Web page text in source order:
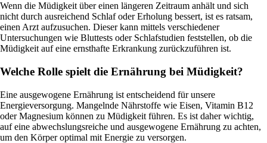
Wenn die Müdigkeit über einen längeren Zeitraum anhält und sich
nicht durch ausreichend Schlaf oder Erholung bessert, ist es ratsam,
einen Arzt aufzusuchen. Dieser kann mittels verschiedener
Untersuchungen wie Bluttests oder Schlafstudien feststellen, ob die
Müdigkeit auf eine ernsthafte Erkrankung zurückzuführen ist.
Welche Rolle spielt die Ernährung bei Müdigkeit?
Eine ausgewogene Ernährung ist entscheidend für unsere
Energieversorgung. Mangelnde Nährstoffe wie Eisen, Vitamin B12
oder Magnesium können zu Müdigkeit führen. Es ist daher wichtig,
auf eine abwechslungsreiche und ausgewogene Ernährung zu achten,
um den Körper optimal mit Energie zu versorgen.